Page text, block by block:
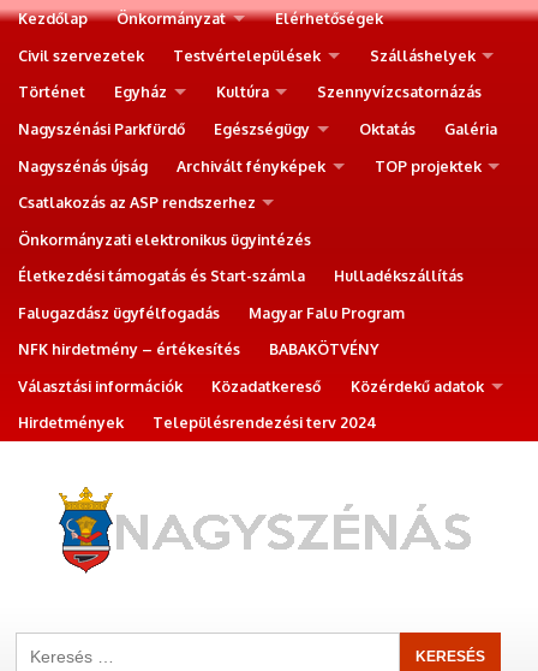
Kezdőlap Önkormányzat
Elérhetőségek
Civil szervezetek
Testvértelepülések
Szálláshelyek
Történet
Egyház Kultúra
Szennyvízcsatornázás
Nagyszénási Parkfürdő
Egészségügy Oktatás
Galéria
Nagyszénás újság
Archivált fényképek
TOP projektek
Csatlakozás az ASP rendszerhez
Önkormányzati elektronikus ügyintézés
Életkezdési támogatás és Start-számla
Hulladékszállítás
Falugazdász ügyfélfogadás
Magyar Falu Program
NFK hirdetmény – értékesítés
BABAKÖTVÉNY
Választási információk
Közadatkereső
Közérdekű adatok
Hirdetmények
Településrendezési terv 2024